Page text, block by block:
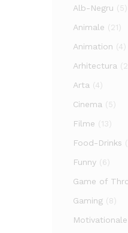
Alb-Negru (5)
Animale (21)
Animation (4)
Arhitectura
Arta (4)
Cinema (5)
Filme (13)
Food-Drinks
Funny (6)
Game of
Gaming (8)
Motivationale